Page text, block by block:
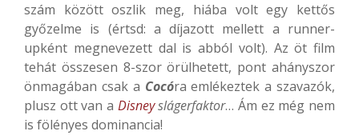
szám között oszlik meg, hiába volt egy kettős
győzelme is (értsd: a díjazott mellett a runner-
upként megnevezett dal is abból volt). Az öt film
tehát összesen 8-szor örülhetett, pont ahányszor
önmagában csak a Cocóra emlékeztek a szavazók,
plusz ott van a Disneyslágerfaktor… Ám ez még nem
is fölényes dominancia!